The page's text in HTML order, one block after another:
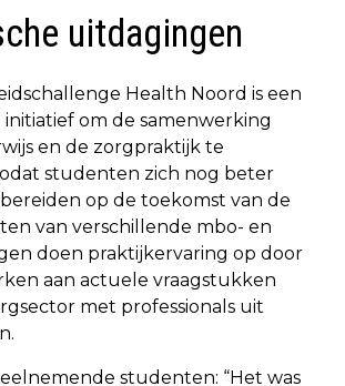
uitdagingen
Health Noord is een
om de samenwerking
en de zorgpraktijk te
studenten zich nog beter
op de toekomst van de
van verschillende mbo- en
doen praktijkervaring op door
aan actuele vraagstukken
met professionals uit
studenten: “Het was